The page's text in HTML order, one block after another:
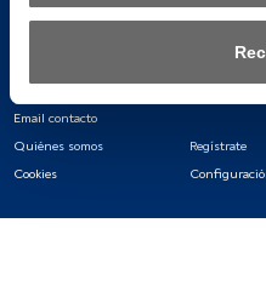
saber más, consulta
datos para proporcionar:
activamente las
identificación. Almacenar la
Email contacto
Quiénes somos
Regístrate
Cookies